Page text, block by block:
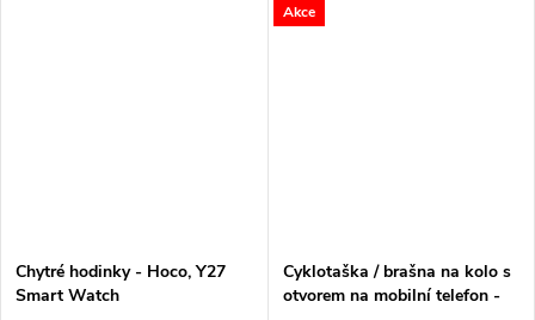
Chytré hodinky - Hoco, Y27
Smart Watch
Akce
Cyklotaška / brašna na kolo s
otvorem na mobilní telefon -